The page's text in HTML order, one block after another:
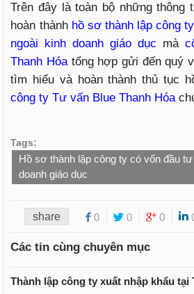
Trên đây là toàn bộ những thông
hoàn thànhhồ sơ thành lập công
ngoài kinh doanh giáo dục mà
Thanh Hóatổng hợp gửi đến quý
tìm hiểu và hoàn thành thủ tục
công ty Tư vấn Blue Thanh Hóa
Tags:
Hồ sơ thành lập công ty có vốn đầu
doanh giáo dục
share 0 0 0
Các tin cùng chuyên mục
Thành lập công ty xuất nhập khẩu tại